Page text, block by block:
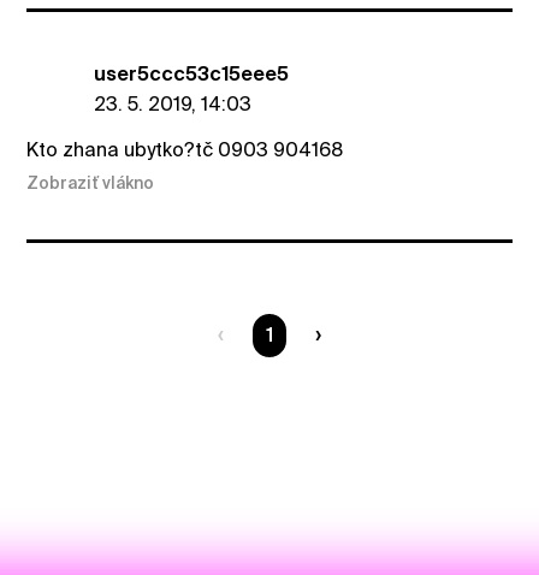
user5ccc53c15eee5
23. 5. 2019, 14:03
Kto zhana ubytko?tč 0903 904168
Zobraziť vlákno
Ste na strane
1